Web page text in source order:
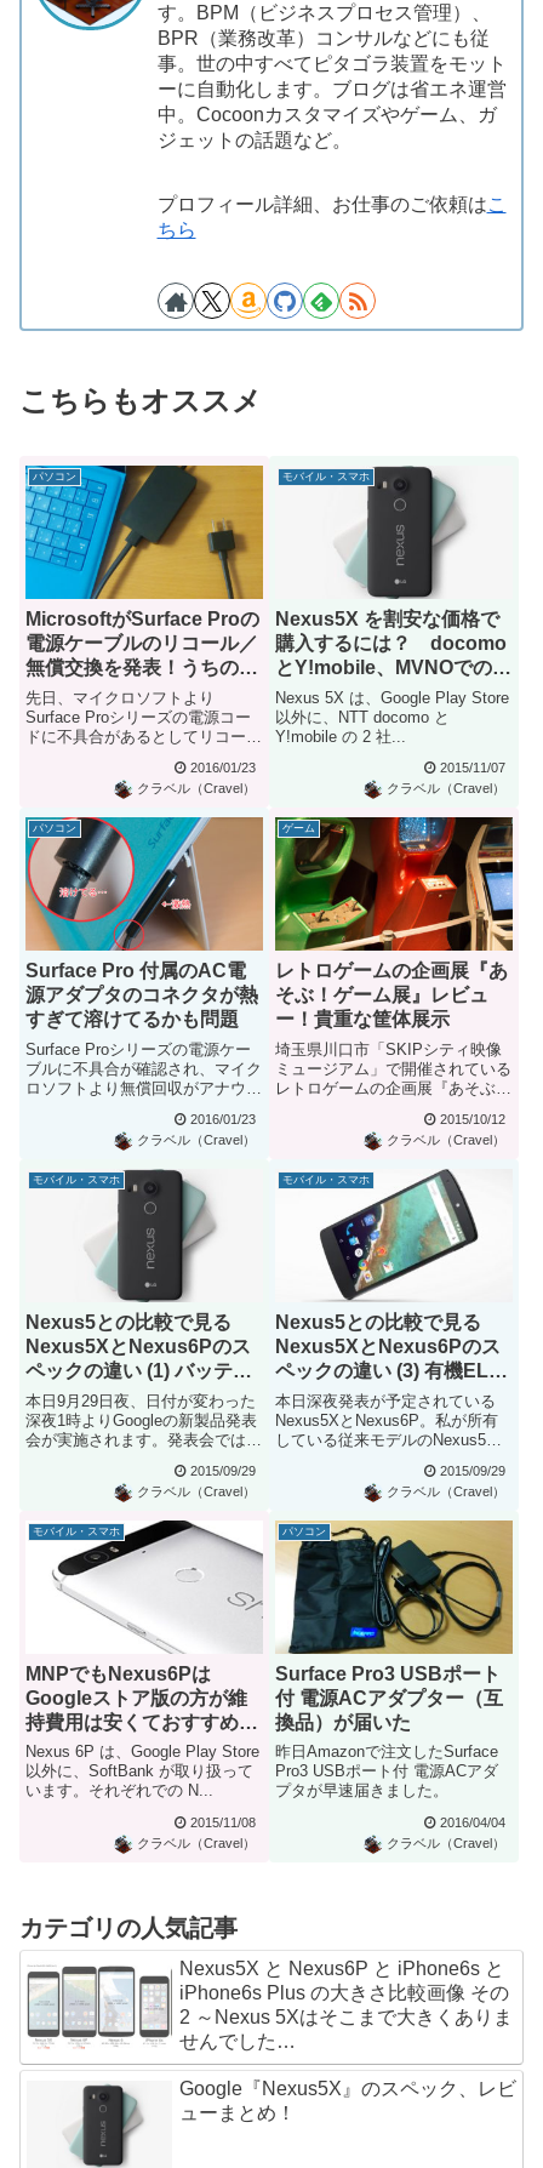
す。BPM（ビジネスプロセス管理）、
BPR（業務改革）コンサルなどにも従
事。世の中すべてピタゴラ装置をモット
ーに自動化します。ブログは省エネ運営
中。Cocoonカスタマイズやゲーム、ガ
ジェットの話題など。
プロフィール詳細、お仕事のご依頼はこ
ちら
こちらもオススメ
パソコン
MicrosoftがSurface Proの
電源ケーブルのリコール／
無償交換を発表！うちの
Pro3も該当していました
先日、マイクロソフトより
Surface Proシリーズの電源コー
ドに不具合があるとしてリコール
2016/01/23
クラベル（Cravel）
モバイル・スマホ
Nexus5X を割安な価格で
購入するには？ docomo
とY!mobile、MVNOでの支
払金額を比較
Nexus 5X は、Google Play Store
以外に、NTT docomo と
Y!mobile の 2 社...
2015/11/07
クラベル（Cravel）
パソコン
Surface Pro 付属のAC電
源アダプタのコネクタが熱
すぎて溶けてるかも問題
Surface Proシリーズの電源ケー
ブルに不具合が確認され、マイク
ロソフトより無償回収がアナウン
2016/01/23
クラベル（Cravel）
ゲーム
レトロゲームの企画展『あ
そぶ！ゲーム展』レビュ
ー！貴重な筐体展示
埼玉県川口市「SKIPシティ映像
ミュージアム」で開催されている
レトロゲームの企画展『あそぶ！
2015/10/12
クラベル（Cravel）
モバイル・スマホ
Nexus5との比較で見る
Nexus5XとNexus6Pのス
ペックの違い (1) バッテリ
ーの持ちは？
本日9月29日夜、日付が変わった
深夜1時よりGoogleの新製品発表
会が実施されます。発表会では、
2015/09/29
クラベル（Cravel）
モバイル・スマホ
Nexus5との比較で見る
Nexus5XとNexus6Pのス
ペックの違い (3) 有機ELの
焼き付きと指紋認証が気に
なる？
本日深夜発表が予定されている
Nexus5XとNexus6P。私が所有
している従来モデルのNexus5と
2015/09/29
クラベル（Cravel）
モバイル・スマホ
MNPでもNexus6Pは
Googleストア版の方が維
持費用は安くておすすめ。
実質0円に惑わされない選
択は
Nexus 6P は、Google Play Store
以外に、SoftBank が取り扱って
います。それぞれでの N...
2015/11/08
クラベル（Cravel）
パソコン
Surface Pro3 USBポート
付 電源ACアダプター（互
換品）が届いた
昨日Amazonで注文したSurface
Pro3 USBポート付 電源ACアダ
プタが早速届きました。
2016/04/04
クラベル（Cravel）
カテゴリの人気記事
Nexus5X と Nexus6P と iPhone6s と
iPhone6s Plus の大きさ比較画像 その
2 ～Nexus 5Xはそこまで大きくありま
せんでした…
Google『Nexus5X』のスペック、レビ
ューまとめ！